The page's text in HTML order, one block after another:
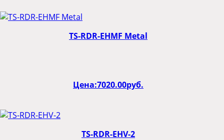
TS-RDR-EHMF Metal
Цена:7020.00руб.
TS-RDR-EHV-2